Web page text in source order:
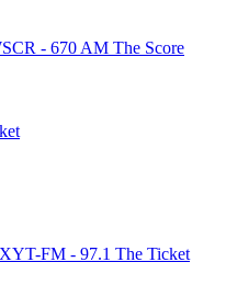
- 670 AM The Score
FM - 97.1 The Ticket